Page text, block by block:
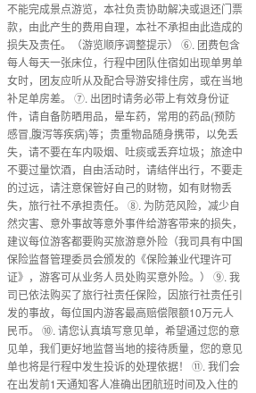
不能完成景点游览，本社负责协助解决或退还门票
款，由此产生的费用自理，本社不承担由此造成的
损失及责任。（游览顺序调整提示） ⑥. 团费包含
每人每天一张床位，行程中团队住宿如出现单男单
女时，团友应听从及配合导游安排住房，或在当地
补足单房差。 ⑦. 出团时请务必带上有效身份证
件，请自备防晒用品，晕车药，常用的药品(预防
感冒,腹泻等疾病)等；贵重物品随身携带，以免丢
失，请不要在车内吸烟、吐痰或丢弃垃圾；旅途中
不要过量饮酒，自由活动时，请结伴出行，不要走
的过远，请注意保管好自己的财物，如有财物丢
失，旅行社不承担责任。 ⑧. 为防范风险，减少自
然灾害、意外事故等意外事件给游客带来的损失，
建议每位游客都要购买旅游意外险（我司具有中国
保险监督管理委员会颁发的《保险兼业代理许可
证》，游客可从业务人员处购买意外险。） ⑨. 我
司已依法购买了旅行社责任保险，因旅行社责任引
发的事故，每位国内游客最高赔偿限额10万元人
民币。 ⑩. 请您认真填写意见单，希望通过您的意
见单，我们更好地监督当地的接待质量，您的意见
单也将是行程中发生投诉的处理依据！ ⑪. 我们会
在出发前1天通知客人准确出团航班时间及入住的